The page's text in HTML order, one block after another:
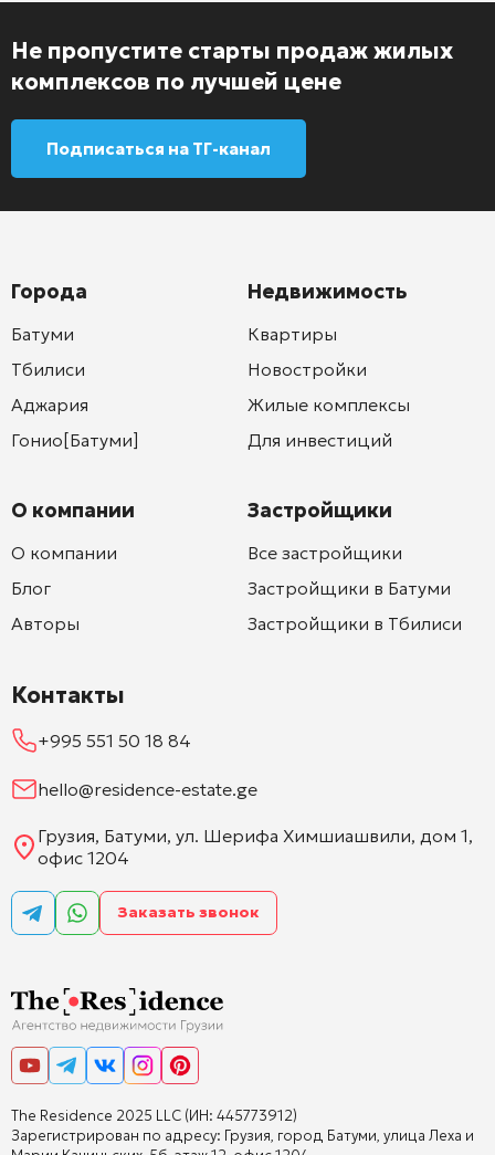
Не пропустите старты продаж жилых
комплексов по лучшей цене
Подписаться на ТГ-канал
The Residence 2025 LLC (ИН: 445773912)
Зарегистрирован по адресу: Грузия, город Батуми, улица Леха и
Города
Батуми
Тбилиси
Аджария
Гонио[Батуми]
О компании
О компании
Блог
Авторы
Недвижимость
Квартиры
Новостройки
Жилые комплексы
Для инвестиций
Застройщики
Все застройщики
Застройщики в Батуми
Застройщики в Тбилиси
Контакты
+995 551 50 18 84
hello@residence-estate.ge
Грузия, Батуми, ул. Шерифа Химшиашвили, дом 1,
офис 1204
Заказать звонок